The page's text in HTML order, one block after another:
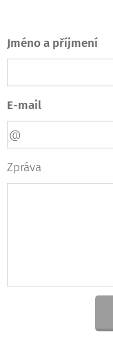
Jméno a příjmení
E-mail
Zpráva